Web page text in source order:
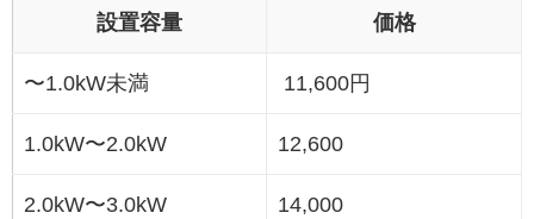
設置容量 価格
〜1.0kW未満 11,600円
1.0kW〜2.0kW 12,600
2.0kW〜3.0kW 14,000